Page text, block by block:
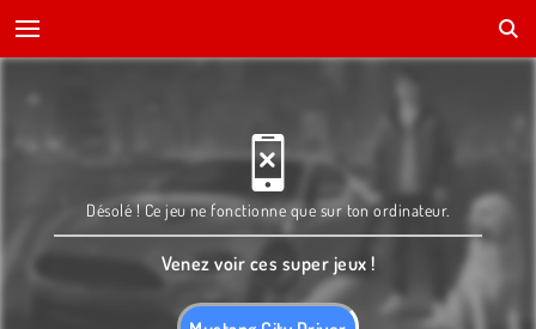
Désolé ! Ce jeu ne fonctionne que sur ton ordinateur.
Venez voir ces super jeux !